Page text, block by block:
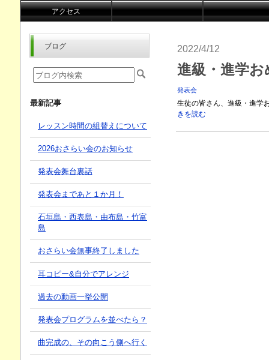
アクセス
2022/4/12
進級・進学
発表会
生徒の皆さん、進級・進学
きを読む
ブログ
最新記事
レッスン時間の組替えについて
2026おさらい会のお知らせ
発表会舞台裏話
発表会まであと１か月！
石垣島・西表島・由布島・竹富
島
おさらい会無事終了しました
耳コピー&自分でアレンジ
過去の動画一挙公開
発表会プログラムを並べたら？
曲完成の、その向こう側へ行く